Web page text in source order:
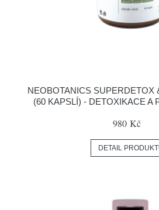
NEOBOTANICS SUPERDETOX
(60 KAPSLÍ) - DETOXIKACE A
980 Kč
DETAIL